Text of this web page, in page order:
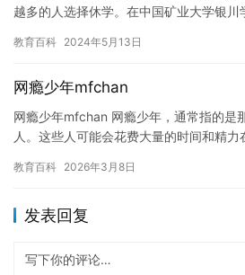
越多的人选择休学。在中国矿业大学银川
但共…
教育百科 2024年5月13日
网瘾少年mfchan
网瘾少年mfchan 网瘾少年，通常指的是
人。这些人可能会花费大量的时间和精
教育百科 2026年3月8日
发表回复